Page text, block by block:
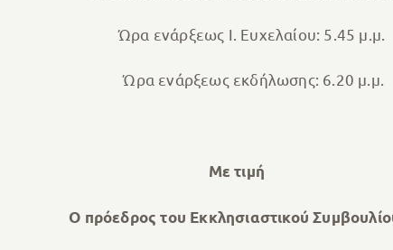
Ώρα ενάρξεως Ι. Ευχελαίου: 5.45 μ.μ.
Ώρα ενάρξεως εκδήλωσης: 6.20 μ.μ.
Με τιμή
Ο πρόεδρος του Εκκλησιαστικού